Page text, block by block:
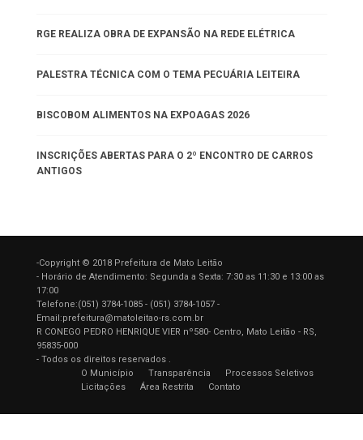
RGE REALIZA OBRA DE EXPANSÃO NA REDE ELÉTRICA
PALESTRA TÉCNICA COM O TEMA PECUÁRIA LEITEIRA
BISCOBOM ALIMENTOS NA EXPOAGAS 2026
INSCRIÇÕES ABERTAS PARA O 2º ENCONTRO DE CARROS
ANTIGOS
-Copyright © 2018 Prefeitura de Mato Leitão
- Horário de Atendimento: Segunda a Sexta: 7:30 as 11:30 e 13:00 as
17:00
Telefone:(051) 3784-1085 - (051) 3784-1057 -
Email:prefeitura@matoleitao-rs.com.br
R CONEGO PEDRO HENRIQUE VIER nº580- Centro, Mato Leitão - RS,
95835-000
- Todos os direitos reservados .
O Município
Transparência
Processos Seletivos
Licitações
Área Restrita Contato